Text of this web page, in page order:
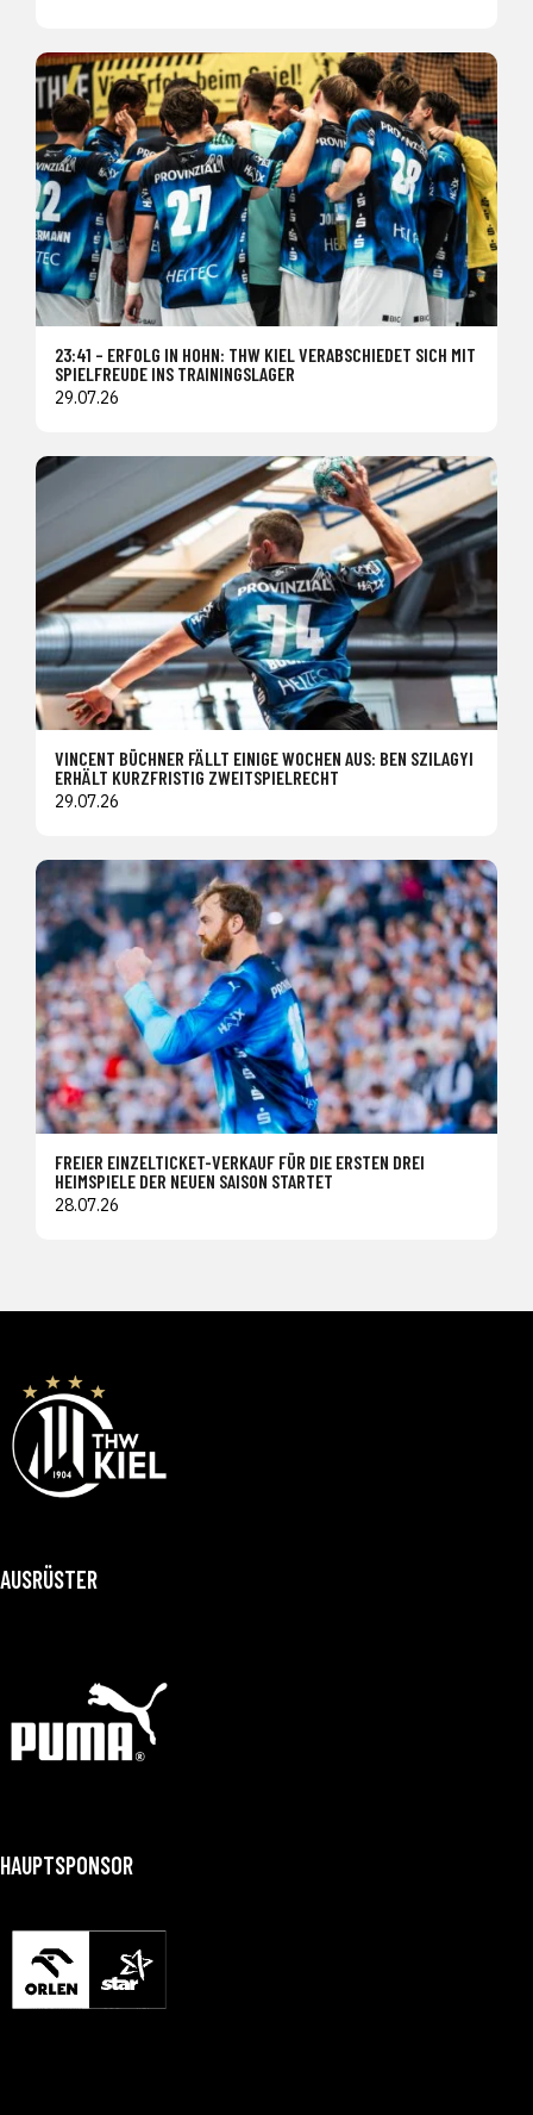
23:41 – ERFOLG IN HOHN: THW KIEL VERABSCHIEDET SICH MIT
SPIELFREUDE INS TRAININGSLAGER
29.07.26
VINCENT BÜCHNER FÄLLT EINIGE WOCHEN AUS: BEN SZILAGYI
ERHÄLT KURZFRISTIG ZWEITSPIELRECHT
29.07.26
FREIER EINZELTICKET-VERKAUF FÜR DIE ERSTEN DREI
HEIMSPIELE DER NEUEN SAISON STARTET
28.07.26
AUSRÜSTER
HAUPTSPONSOR